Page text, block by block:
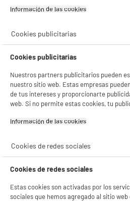
El agua estancada favorece la
Pasa unpaño o esponja suave y
dentro y por fuera, para eliminar
residuo.
Asegúrate de que el dispositivo
Una vez al mes
Información de las cookies‎
Cookies publicitarias
Cookies publicitarias
Nuestros partners publicitarios pueden
nuestro sitio web. Estas empresas
de tus intereses y proporcionarte
web. Si no permite estas cookies, tu
Información de las cookies‎
Cookies de redes sociales
Cookies de redes sociales
Estas cookies son activadas por los
sociales que hemos agregado al sitio